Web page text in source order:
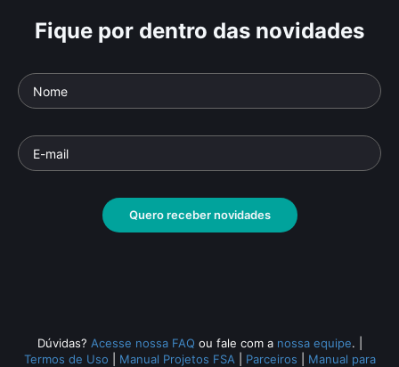
Fique por dentro das novidades
Quero receber novidades
Dúvidas? Acesse nossa FAQ ou fale com a nossa equipe.
Termos de Uso
Manual Projetos FSA Parceiros
Manual para